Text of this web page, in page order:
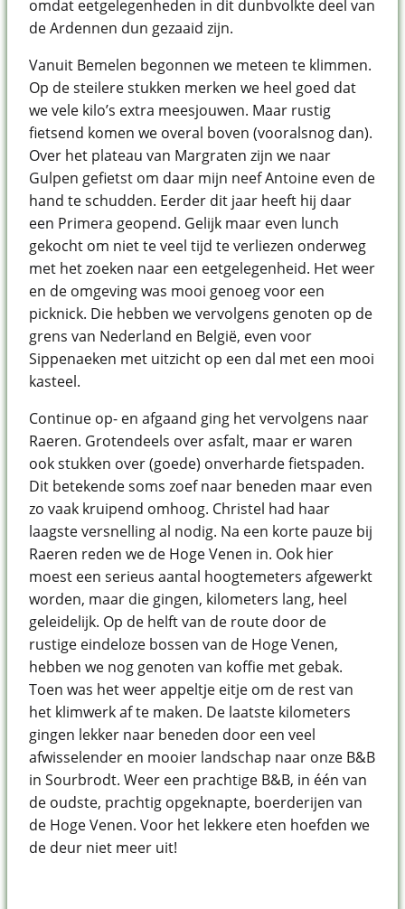
omdat eetgelegenheden in dit dunbvolkte deel van
de Ardennen dun gezaaid zijn.
Vanuit Bemelen begonnen we meteen te klimmen.
Op de steilere stukken merken we heel goed dat
we vele kilo’s extra meesjouwen. Maar rustig
fietsend komen we overal boven (vooralsnog dan).
Over het plateau van Margraten zijn we naar
Gulpen gefietst om daar mijn neef Antoine even de
hand te schudden. Eerder dit jaar heeft hij daar
een Primera geopend. Gelijk maar even lunch
gekocht om niet te veel tijd te verliezen onderweg
met het zoeken naar een eetgelegenheid. Het weer
en de omgeving was mooi genoeg voor een
picknick. Die hebben we vervolgens genoten op de
grens van Nederland en België, even voor
Sippenaeken met uitzicht op een dal met een mooi
kasteel.
Continue op- en afgaand ging het vervolgens naar
Raeren. Grotendeels over asfalt, maar er waren
ook stukken over (goede) onverharde fietspaden.
Dit betekende soms zoef naar beneden maar even
zo vaak kruipend omhoog. Christel had haar
laagste versnelling al nodig. Na een korte pauze bij
Raeren reden we de Hoge Venen in. Ook hier
moest een serieus aantal hoogtemeters afgewerkt
worden, maar die gingen, kilometers lang, heel
geleidelijk. Op de helft van de route door de
rustige eindeloze bossen van de Hoge Venen,
hebben we nog genoten van koffie met gebak.
Toen was het weer appeltje eitje om de rest van
het klimwerk af te maken. De laatste kilometers
gingen lekker naar beneden door een veel
afwisselender en mooier landschap naar onze B&B
in Sourbrodt. Weer een prachtige B&B, in één van
de oudste, prachtig opgeknapte, boerderijen van
de Hoge Venen. Voor het lekkere eten hoefden we
de deur niet meer uit!